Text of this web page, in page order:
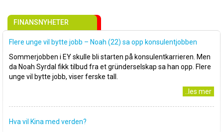
FINANSNYHETER
Flere unge vil bytte jobb – Noah (22) sa opp konsulentjobben
Sommerjobben i EY skulle bli starten på konsulentkarrieren. Men
da Noah Syrdal fikk tilbud fra et gründerselskap sa han opp. Flere
unge vil bytte jobb, viser ferske tall.
..les mer
Hva vil Kina med verden?